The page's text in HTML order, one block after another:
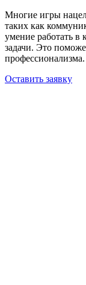
Многие игры
таких как
умение работать в
задачи. Это
профессионализма.
Оставить заявку